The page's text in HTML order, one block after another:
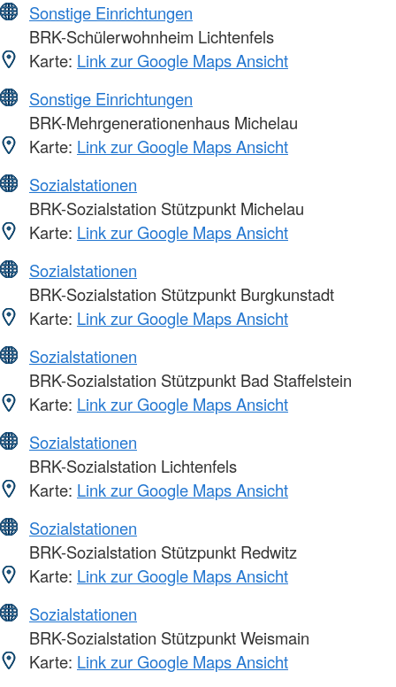
Sonstige Einrichtungen
BRK-Schülerwohnheim Lichtenfels
Karte: Link zur Google Maps Ansicht
Sonstige Einrichtungen
BRK-Mehrgenerationenhaus Michelau
Karte: Link zur Google Maps Ansicht
Sozialstationen
BRK-Sozialstation Stützpunkt Michelau
Karte: Link zur Google Maps Ansicht
Sozialstationen
BRK-Sozialstation Stützpunkt Burgkunstadt
Karte: Link zur Google Maps Ansicht
Sozialstationen
BRK-Sozialstation Stützpunkt Bad Staffelstein
Karte: Link zur Google Maps Ansicht
Sozialstationen
BRK-Sozialstation Lichtenfels
Karte: Link zur Google Maps Ansicht
Sozialstationen
BRK-Sozialstation Stützpunkt Redwitz
Karte: Link zur Google Maps Ansicht
Sozialstationen
BRK-Sozialstation Stützpunkt Weismain
Karte: Link zur Google Maps Ansicht